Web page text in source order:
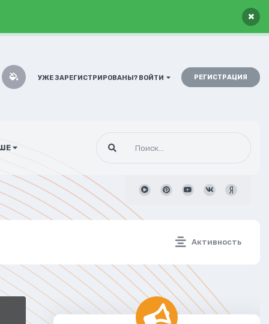
×
УЖЕ ЗАРЕГИСТРИРОВАНЫ? ВОЙТИ РЕГИСТРАЦИЯ
Активность